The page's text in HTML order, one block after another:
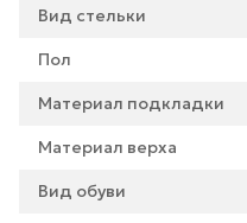
Вид стельки
Пол
Материал подкладки
Материал верха
Вид обуви